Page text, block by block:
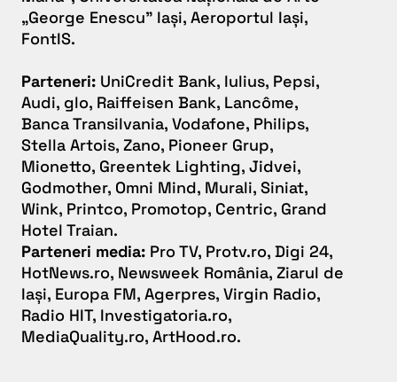
„George Enescu” Iași, Aeroportul Iași,
FontIS.
Parteneri: UniCredit Bank, Iulius, Pepsi,
Audi, glo, Raiffeisen Bank, Lancôme,
Banca Transilvania, Vodafone, Philips,
Stella Artois, Zano, Pioneer Grup,
Mionetto, Greentek Lighting, Jidvei,
Godmother, Omni Mind, Murali, Siniat,
Wink, Printco, Promotop, Centric, Grand
Hotel Traian.
Parteneri media: Pro TV, Protv.ro, Digi 24,
HotNews.ro, Newsweek România, Ziarul de
Iași, Europa FM, Agerpres, Virgin Radio,
Radio HIT, Investigatoria.ro,
MediaQuality.ro, ArtHood.ro.